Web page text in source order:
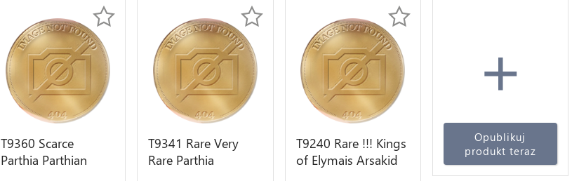
T9360 Scarce
Parthia Parthian
T9341 Rare Very
Rare Parthia
T9240 Rare !!! Kings
of Elymais Arsakid
+
Opublikuj
produkt teraz